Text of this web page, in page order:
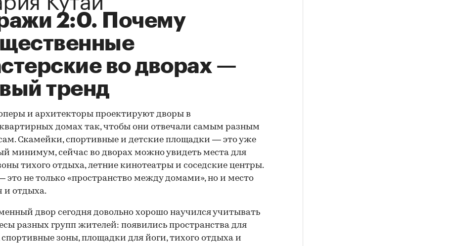
2:0. Почему
во дворах —
тренд
и архитекторы проектируют дворы в
домах так, чтобы они отвечали самым разным
Скамейки, спортивные и детские площадки — это уже
минимум, сейчас во дворах можно увидеть места для
тихого отдыха, летние кинотеатры и соседские центры.
это не только «пространство между домами», но и место
и отдыха.
двор сегодня довольно хорошо научился учитывать
разных групп жителей: появились пространства для
спортивные зоны, площадки для йоги, тихого отдыха и